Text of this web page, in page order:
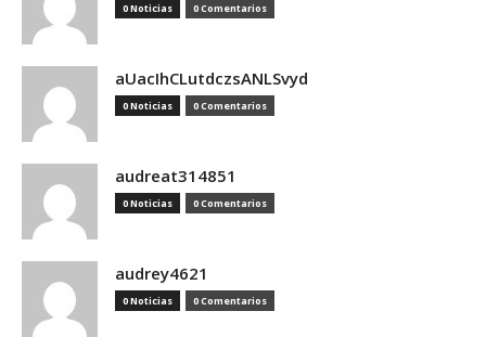
0 Noticias 0 Comentarios
aUacIhCLutdczsANLSvyd
0 Noticias 0 Comentarios
audreat314851
0 Noticias 0 Comentarios
audrey4621
0 Noticias 0 Comentarios